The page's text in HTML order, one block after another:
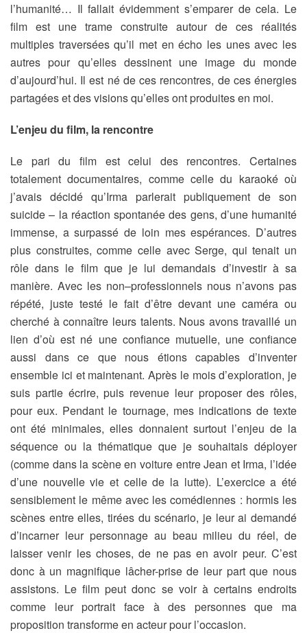
l’humanité… Il fallait évidemment s’emparer de cela. Le
film est une trame construite autour de ces réalités
multiples traversées qu’il met en écho les unes avec les
autres pour qu’elles dessinent une image du monde
d’aujourd’hui. Il est né de ces rencontres, de ces énergies
partagées et des visions qu’elles ont produites en moi.
L’enjeu du film, la rencontre
Le pari du film est celui des rencontres. Certaines
totalement documentaires, comme celle du karaoké où
j’avais décidé qu’Irma parlerait publiquement de son
suicide – la réaction spontanée des gens, d’une humanité
immense, a surpassé de loin mes espérances. D’autres
plus construites, comme celle avec Serge, qui tenait un
rôle dans le film que je lui demandais d’investir à sa
manière. Avec les non–professionnels nous n’avons pas
répété, juste testé le fait d’être devant une caméra ou
cherché à connaître leurs talents. Nous avons travaillé un
lien d’où est né une confiance mutuelle, une confiance
aussi dans ce que nous étions capables d’inventer
ensemble ici et maintenant. Après le mois d’exploration, je
suis partie écrire, puis revenue leur proposer des rôles,
pour eux. Pendant le tournage, mes indications de texte
ont été minimales, elles donnaient surtout l’enjeu de la
séquence ou la thématique que je souhaitais déployer
(comme dans la scène en voiture entre Jean et Irma, l’idée
d’une nouvelle vie et celle de la lutte). L’exercice a été
sensiblement le même avec les comédiennes : hormis les
scènes entre elles, tirées du scénario, je leur ai demandé
d’incarner leur personnage au beau milieu du réel, de
laisser venir les choses, de ne pas en avoir peur. C’est
donc à un magnifique lâcher-prise de leur part que nous
assistons. Le film peut donc se voir à certains endroits
comme leur portrait face à des personnes que ma
proposition transforme en acteur pour l’occasion.